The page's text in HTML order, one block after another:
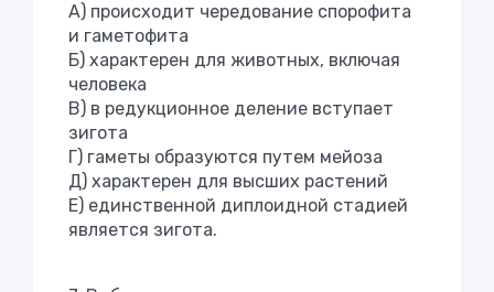
А) происходит чередование спорофита
и гаметофита
Б) характерен для животных, включая
человека
В) в редукционное деление вступает
зигота
Г) гаметы образуются путем мейоза
Д) характерен для высших растений
Е) единственной диплоидной стадией
является зигота.